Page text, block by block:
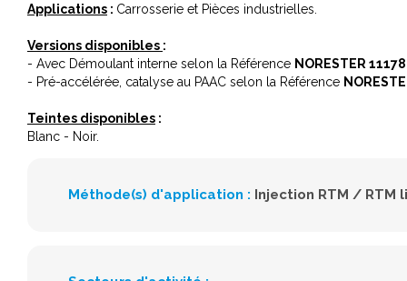
Applications : Carrosserie et Pièces industrielles.
Versions disponibles :
- Avec Démoulant interne selon la Référence NORESTER 11178
- Pré-accélérée, catalyse au PAAC selon la Référence
Teintes disponibles :
Blanc - Noir.
Méthode(s) d'application : Injection RTM / RTM